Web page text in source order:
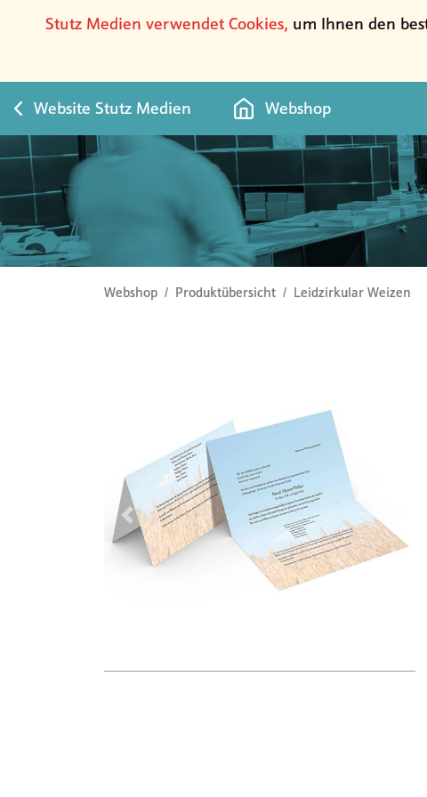
Stutz Medien verwendet Cookies, um Ihnen den
Website Stutz Medien Webshop
Webshop Produktübersicht Leidzirkular Weizen
Leidzirkular Weizen
Vorherige